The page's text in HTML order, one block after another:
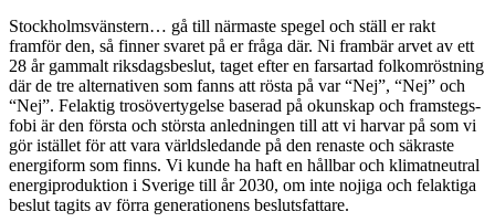
Stockholmsvänstern… gå till närmaste spegel och ställ er rakt
framför den, så finner svaret på er fråga där. Ni frambär arvet av ett
28 år gammalt riksdagsbeslut, taget efter en farsartad folkomröstning
där de tre alternativen som fanns att rösta på var “Nej”, “Nej” och
“Nej”. Felaktig trosövertygelse baserad på okunskap och framstegs-
fobi är den första och största anledningen till att vi harvar på som vi
gör istället för att vara världsledande på den renaste och säkraste
energiform som finns. Vi kunde ha haft en hållbar och klimatneutral
energiproduktion i Sverige till år 2030, om inte nojiga och felaktiga
beslut tagits av förra generationens beslutsfattare.